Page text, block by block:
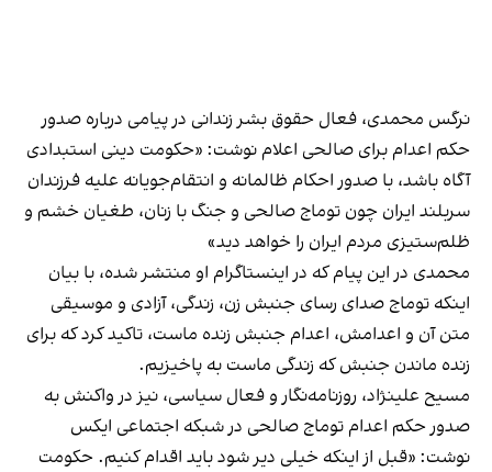
نرگس محمدی، فعال حقوق بشر زندانی در پیامی درباره صدور
حکم اعدام برای صالحی اعلام نوشت: «حکومت دینی استبدادی
آگاه باشد، با صدور احکام ظالمانه و انتقام‌جویانه علیه فرزندان
سربلند ایران چون توماج صالحی و جنگ با زنان، طغیان خشم و
ظلم‌ستیزی مردم ایران را خواهد دید»
محمدی در این پیام که در اینستاگرام او منتشر شده، با بیان
اینکه توماج صدای رسای جنبش زن، زندگی، آزادی و موسیقی
متن آن و اعدامش، اعدام جنبش زنده ماست، تاکید کرد که برای
زنده ماندن جنبش که زندگی ماست به پاخیزیم.
مسیح علینژاد، روزنامه‌نگار و فعال سیاسی، نیز در واکنش به
صدور حکم اعدام توماج صالحی در شبکه اجتماعی ایکس
نوشت: «قبل از اینکه خیلی دیر شود باید اقدام کنیم. حکومت